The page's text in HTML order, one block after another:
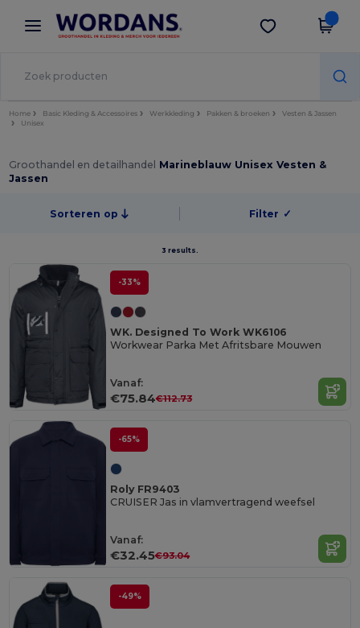
× Wordans-app
Betere prijzen in de app!
Download app
Home Basic Kleding & Accessoires Werkkleding Pakken & broeken
Vesten & Jassen
Unisex
Groothandel en detailhandel Marineblauw Unisex Vesten &
Jassen
Sorteren op Filter ✓
3 results.
-33%
WK. Designed To Work WK6106
Workwear Parka Met Afritsbare Mouwen
Vanaf:
€75.84€112.73
-65%
Roly FR9403
CRUISER Jas in vlamvertragend weefsel
Vanaf:
€32.45€93.04
-49%